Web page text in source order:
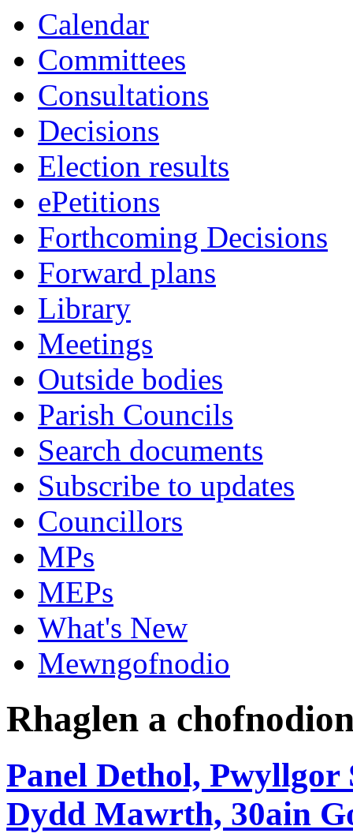
Calendar
Committees
Consultations
Decisions
Election results
ePetitions
Forthcoming Decisions
Forward plans
Library
Meetings
Outside bodies
Parish Councils
Search documents
Subscribe to updates
Councillors
MPs
MEPs
What's New
Mewngofnodio
Rhaglen a
Panel Dethol, Pwyllgor
Dydd Mawrth, 30ain